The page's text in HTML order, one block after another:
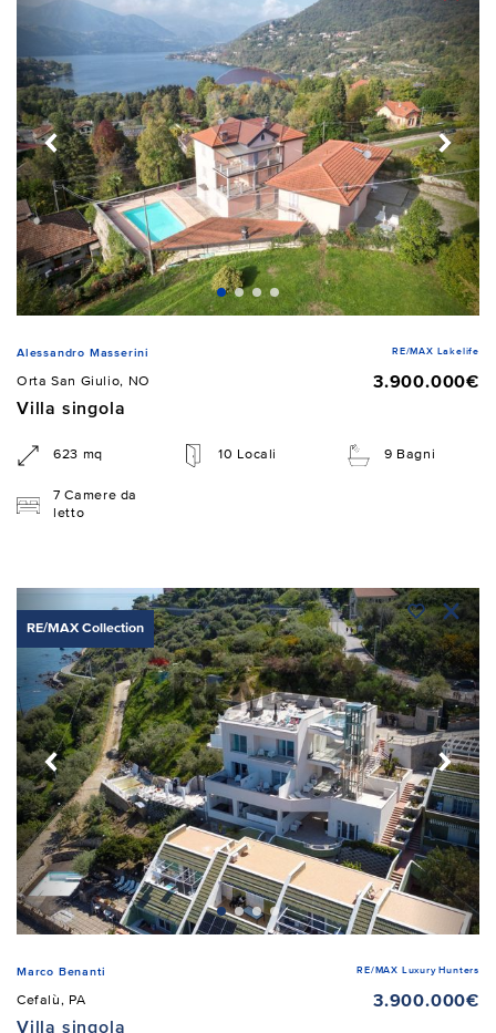
Alessandro Masserini RE/MAX Lakelife
Orta San Giulio, NO
3.900.000€
Villa singola
623 mq 10 Locali 9 Bagni
7 Camere da
letto
RE/MAX Collection
Marco Benanti RE/MAX Luxury Hunters
Cefalù, PA
3.900.000€
Villa singola